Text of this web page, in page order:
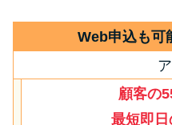
Web申込も可
顧客の
最短即